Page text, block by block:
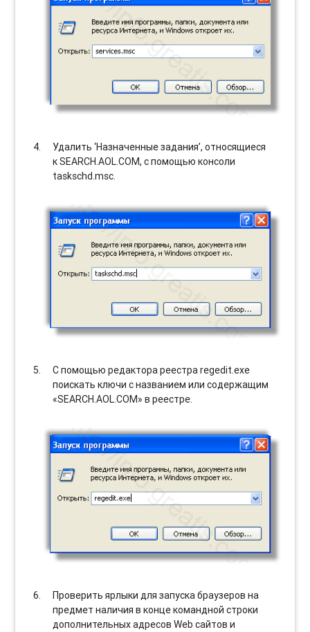
Удалить ‘Назначенные задания’, относящиеся
к SEARCH.AOL.COM, с помощью консоли
taskschd.msc.
С помощью редактора реестра regedit.exe
поискать ключи с названием или содержащим
«SEARCH.AOL.COM» в реестре.
Проверить ярлыки для запуска браузеров на
предмет наличия в конце командной строки
дополнительных адресов Web сайтов и